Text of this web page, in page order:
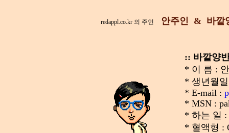
redappl.co.kr 의 주인 안주인 & 바깥
:: 바깥양
* 이 름 :
* 생년월
* E-mail :
* MSN :
* 하는 일
* 혈액형 :